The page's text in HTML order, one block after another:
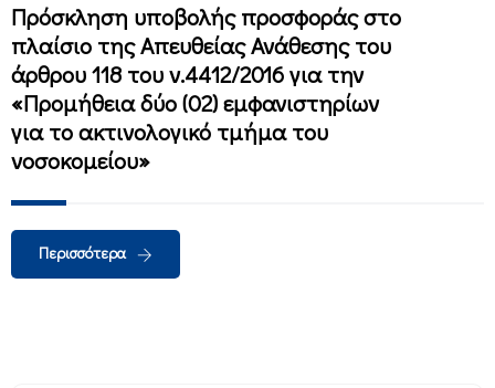
Πρόσκληση υποβολής προσφοράς στο
πλαίσιο της Απευθείας Ανάθεσης του
άρθρου 118 του ν.4412/2016 για την
«Προμήθεια δύο (02) εμφανιστηρίων
για το ακτινολογικό τμήμα του
νοσοκομείου»
Περισσότερα